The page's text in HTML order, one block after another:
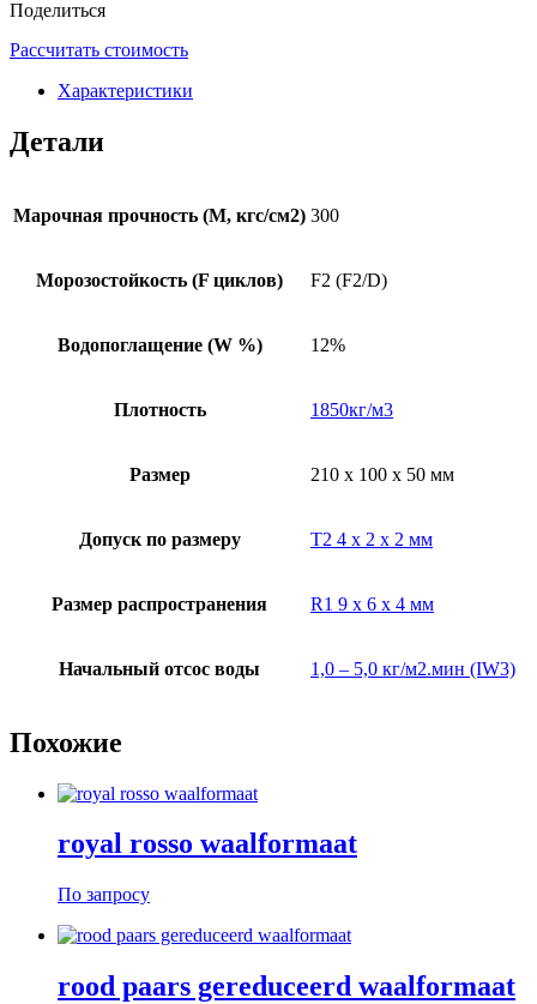
Поделиться
Рассчитать стоимость
Характеристики
Детали
Марочная прочность (М, кгс/см2) 300
Морозостойкость (F циклов) F2 (F2/D)
Водопоглащение (W %) 12%
Плотность 1850кг/м3
Размер 210 x 100 x 50 мм
Допуск по размеру T2 4 x 2 x 2 мм
Размер распространения R1 9 x 6 x 4 мм
Начальный отсос воды 1,0 – 5,0 кг/м2.мин (IW3)
Похожие
royal rosso waalformaat
По запросу
rood paars gereduceerd waalformaat